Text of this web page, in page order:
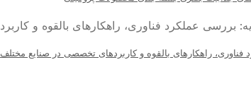
راهکارهای بالقوه و کاربردهای تخصصی در صنایع مختلف